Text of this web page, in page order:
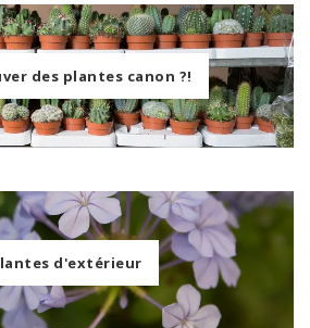
des plantes canon ?!
d'extérieur